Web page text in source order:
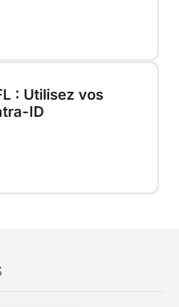
: Utilisez vos
ID